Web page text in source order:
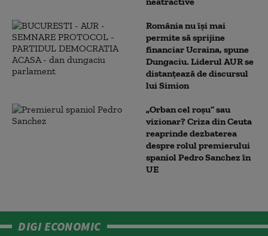
România nu își mai
permite să sprijine
financiar Ucraina, spune
Dungaciu. Liderul AUR se
distanțează de discursul
lui Simion
„Orban cel roșu” sau
vizionar? Criza din Ceuta
reaprinde dezbaterea
despre rolul premierului
spaniol Pedro Sanchez în
UE
DIGI ECONOMIC